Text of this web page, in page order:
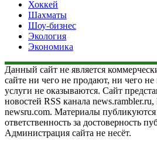
Хоккей
Шахматы
Шоу-бизнес
Экология
Экономика
Данный сайт не является
сайте ни чего не продают, ни чего
услуги не оказываются. Сайт
новостей RSS канала news.rambler.ru,
newsru.com. Материалы публикуются
ответственность за достоверность
Администрация сайта не несёт.